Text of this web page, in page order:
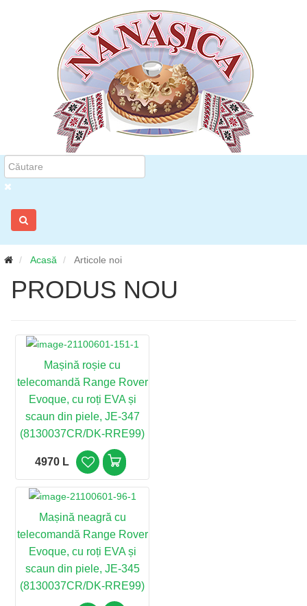
Acasă Articole noi
PRODUS NOU
Mașină roșie cu
telecomandă Range Rover
Evoque, cu roți EVA și
scaun din piele, JE-347
(8130037CR/DK-RRE99)
4970 L
Mașină neagră cu
telecomandă Range Rover
Evoque, cu roți EVA și
scaun din piele, JE-345
(8130037CR/DK-RRE99)